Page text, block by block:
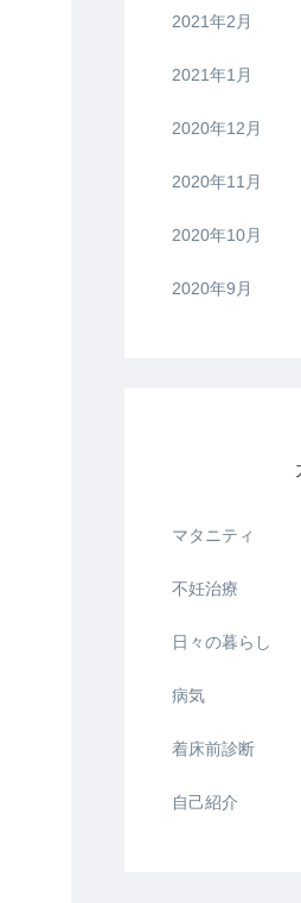
2021年2月
2021年1月
2020年12月
2020年11月
2020年10月
2020年9月
マタニティ
不妊治療
日々の暮らし
病気
着床前診断
自己紹介